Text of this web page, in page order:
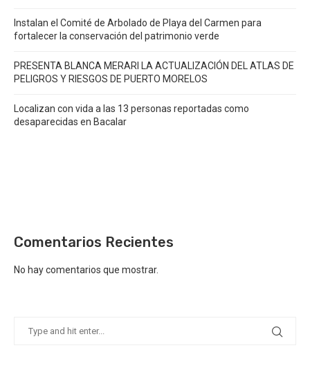
Instalan el Comité de Arbolado de Playa del Carmen para
fortalecer la conservación del patrimonio verde
PRESENTA BLANCA MERARI LA ACTUALIZACIÓN DEL ATLAS DE
PELIGROS Y RIESGOS DE PUERTO MORELOS
Localizan con vida a las 13 personas reportadas como
desaparecidas en Bacalar
Comentarios Recientes
No hay comentarios que mostrar.